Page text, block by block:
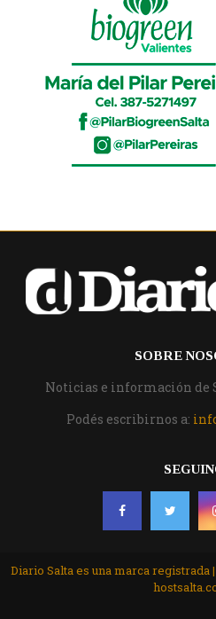
SOBRE
Noticias e información de
Podés escribirnos a:
Diario Salta es una marca